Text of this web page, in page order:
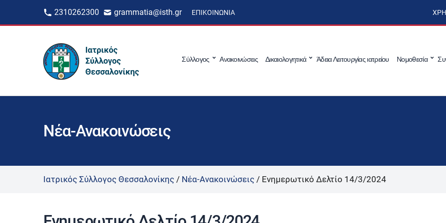
2310262300 grammatia@isth.gr ΕΠΙΚΟΙΝΩΝΊΑ
Σύλλογος Ανακοινώσεις Δικαιολογητικά Άδεια Λειτουργίας ιατρείου Νομοθεσία
Νέα-Ανακοινώσεις
Ιατρικός Σύλλογος Θεσσαλονίκης / Νέα-Ανακοινώσεις / Ενημερωτικό Δελτίο 14/3/2024